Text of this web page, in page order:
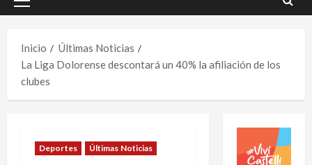
Menú
Inicio
Últimas Noticias
La Liga Dolorense descontará un 40% la afiliación de los
clubes
Deportes Últimas Noticias